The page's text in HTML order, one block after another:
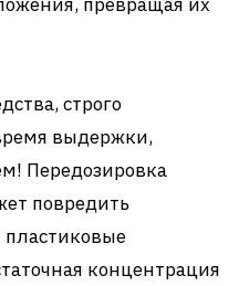
строго
выдержки,
Передозировка
повредить
концентрация